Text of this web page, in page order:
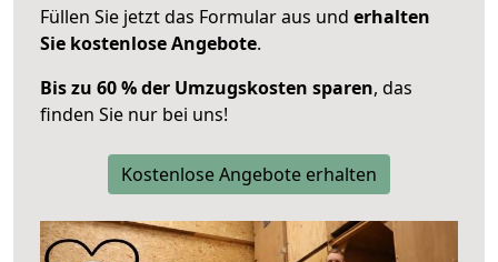
Füllen Sie jetzt das Formular aus und erhalten
Sie kostenlose Angebote.
Bis zu 60 % der Umzugskosten sparen, das
finden Sie nur bei uns!
Kostenlose Angebote erhalten